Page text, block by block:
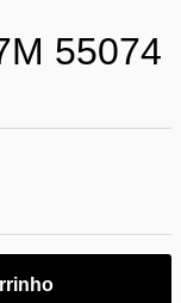
55074